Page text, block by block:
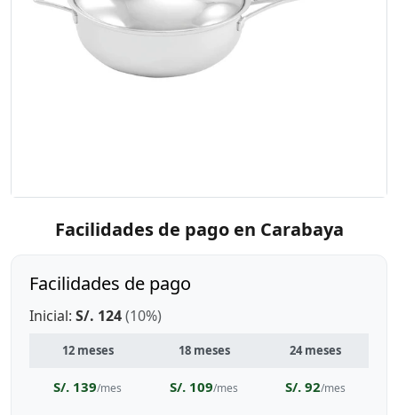
Facilidades de pago en Carabaya
Facilidades de pago
Inicial: S/. 124(10%)
12 meses 18 meses 24 meses
S/. 139/mes S/. 109/mes S/. 92/mes